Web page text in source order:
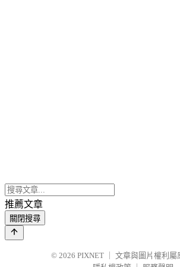
推薦文章
關閉搜尋
© 2026 PIXNET
文章與圖片權利屬